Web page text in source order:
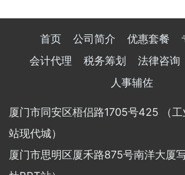
首页 公司简介 优惠套餐
会计代理
税务筹划 法律咨询
人事辅佐
厦门市同安区梧侣路1705号425 （
站现代城）
厦门市思明区厦禾路875号南洋大厦